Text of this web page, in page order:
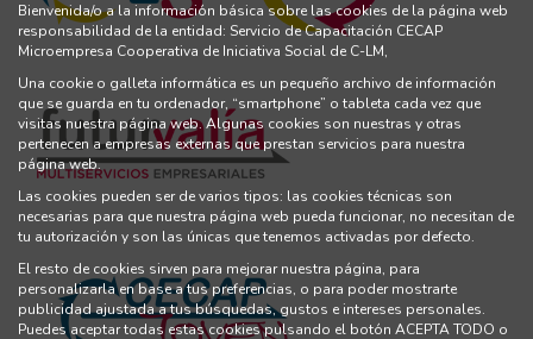
Bienvenida/o a la información básica sobre las cookies de la página web
responsabilidad de la entidad: Servicio de Capacitación CECAP
Microempresa Cooperativa de Iniciativa Social de C-LM,
Una cookie o galleta informática es un pequeño archivo de información
que se guarda en tu ordenador, “smartphone” o tableta cada vez que
visitas nuestra página web. Algunas cookies son nuestras y otras
pertenecen a empresas externas que prestan servicios para nuestra
página web.
Las cookies pueden ser de varios tipos: las cookies técnicas son
necesarias para que nuestra página web pueda funcionar, no necesitan de
tu autorización y son las únicas que tenemos activadas por defecto.
El resto de cookies sirven para mejorar nuestra página, para
personalizarla en base a tus preferencias, o para poder mostrarte
publicidad ajustada a tus búsquedas, gustos e intereses personales.
Puedes aceptar todas estas cookies pulsando el botón ACEPTA TODO o